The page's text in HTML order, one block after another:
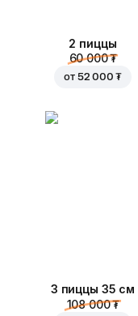
2 пиццы
60 000 ₮
от 52 000 ₮
3 пиццы 35 см
108 000 ₮